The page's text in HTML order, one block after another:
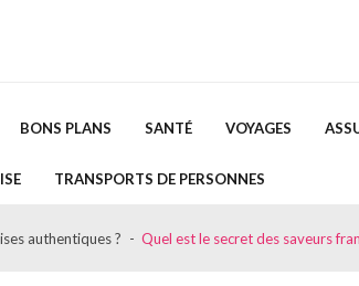
BONS PLANS SANTÉ VOYAGES
TRANSPORTS DE PERSONNES
authentiques ? Quel est le secret des saveurs